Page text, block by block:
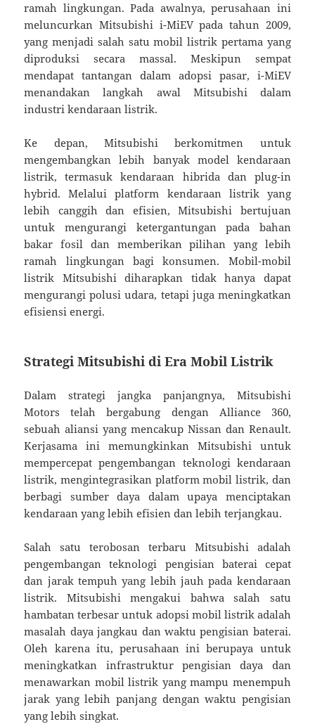
ramah lingkungan. Pada awalnya, perusahaan ini
meluncurkan Mitsubishi i-MiEV pada tahun 2009,
yang menjadi salah satu mobil listrik pertama yang
diproduksi secara massal. Meskipun sempat
mendapat tantangan dalam adopsi pasar, i-MiEV
menandakan langkah awal Mitsubishi dalam
industri kendaraan listrik.
Ke depan, Mitsubishi berkomitmen untuk
mengembangkan lebih banyak model kendaraan
listrik, termasuk kendaraan hibrida dan plug-in
hybrid. Melalui platform kendaraan listrik yang
lebih canggih dan efisien, Mitsubishi bertujuan
untuk mengurangi ketergantungan pada bahan
bakar fosil dan memberikan pilihan yang lebih
ramah lingkungan bagi konsumen. Mobil-mobil
listrik Mitsubishi diharapkan tidak hanya dapat
mengurangi polusi udara, tetapi juga meningkatkan
efisiensi energi.
Strategi Mitsubishi di Era Mobil Listrik
Dalam strategi jangka panjangnya, Mitsubishi
Motors telah bergabung dengan Alliance 360,
sebuah aliansi yang mencakup Nissan dan Renault.
Kerjasama ini memungkinkan Mitsubishi untuk
mempercepat pengembangan teknologi kendaraan
listrik, mengintegrasikan platform mobil listrik, dan
berbagi sumber daya dalam upaya menciptakan
kendaraan yang lebih efisien dan lebih terjangkau.
Salah satu terobosan terbaru Mitsubishi adalah
pengembangan teknologi pengisian baterai cepat
dan jarak tempuh yang lebih jauh pada kendaraan
listrik. Mitsubishi mengakui bahwa salah satu
hambatan terbesar untuk adopsi mobil listrik adalah
masalah daya jangkau dan waktu pengisian baterai.
Oleh karena itu, perusahaan ini berupaya untuk
meningkatkan infrastruktur pengisian daya dan
menawarkan mobil listrik yang mampu menempuh
jarak yang lebih panjang dengan waktu pengisian
yang lebih singkat.